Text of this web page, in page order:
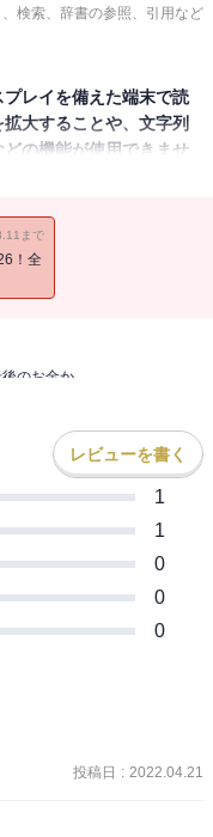
検索、辞書の参照、引用など
レイを備えた端末で読
大することや、文字列
の機能が使用できませ
科書通りの説明ではな
に高齢者やその家族か
悪徳商法、相続トラブ
したらよいか、認知症
いたらよいのか、など
この商品は紙の書籍の
を拡大することはでき
読を推奨します。ま
、引用などの機能も使
まで
！全
のお金か
レビューを書く
1
1
0
0
0
方を優先させたいので
なし。
投稿日 : 2022.04.21